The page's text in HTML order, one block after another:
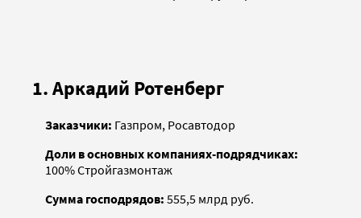
1. Аркадий Ротенберг
Заказчики: Газпром, Росавтодор
Доли в основных компаниях-подрядчиках:
100% Стройгазмонтаж
Сумма господрядов: 555,5 млрд руб.